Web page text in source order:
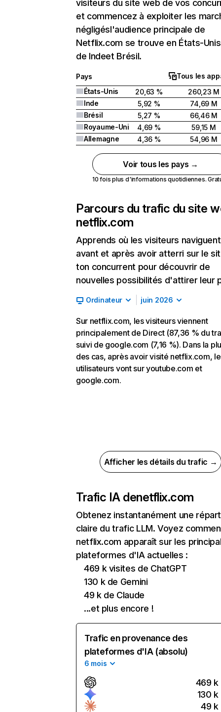
visiteurs du site web de vos
et commencez à exploiter les
négligésl'audience principale de
Netflix.com se trouve en États-
de Indeet Brésil.
Pays
Tous les
États-Unis
20,63 %
260,23 M
Inde
5,92 %
74,69 M
Brésil
5,27 %
66,46 M
Royaume-Uni
4,69 %
59,15 M
Allemagne
4,36 % 54,96 M
Voir tous les pays →
10 fois plus d'informations quotidiennes.
Parcours du trafic du site
netflix.com
Apprends où les visiteurs naviguent
avant et après avoir atterri sur le
ton concurrent pour découvrir de
nouvelles possibilités d'attirer leur
Ordinateur juin 2026
Sur netflix.com, les visiteurs viennent
principalement de Direct (87,36 % du
suivi de google.com (7,16 %). Dans la
des cas, après avoir visité netflix.com,
utilisateurs vont sur youtube.com et
google.com.
Afficher les détails du trafic →
Trafic IA denetflix.com
Obtenez instantanément une
claire du trafic LLM. Voyez
netflix.com apparaît sur les
plateformes d'IA actuelles :
469 k visites de ChatGPT
130 k de Gemini
49 k de Claude
...et plus encore !
Trafic en provenance des
plateformes d'IA (absolu)
6 mois
469 k
130 k
49 k